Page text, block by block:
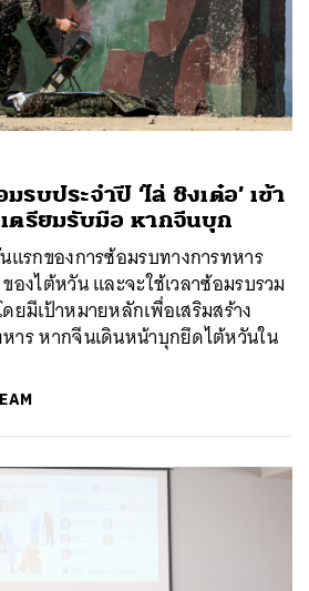
รบประจำปี ‘ไล่ ชิงเต๋อ’ เข้า
ตรียมรับมือ หากจีนบุก
แรกของการซ้อมรบทางการทหาร
องไต้หวัน และจะใช้เวลาซ้อมรบรวม
ยมีเป้าหมายหลักเพื่อเสริมสร้าง
าร หากจีนเดินหน้าบุกยึดไต้หวันใน